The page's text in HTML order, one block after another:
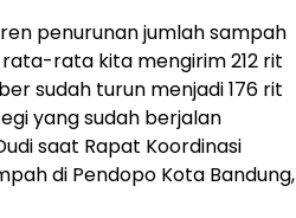
penurunan jumlah sampah
rata-rata kita mengirim 212 rit
sudah turun menjadi 176 rit
yang sudah berjalan
saat Rapat Koordinasi
di Pendopo Kota Bandung,